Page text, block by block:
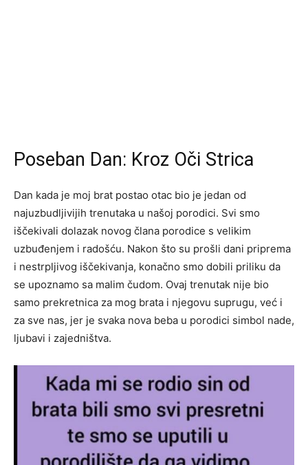
Poseban Dan: Kroz Oči Strica
Dan kada je moj brat postao otac bio je jedan od
najuzbudljivijih trenutaka u našoj porodici. Svi smo
iščekivali dolazak novog člana porodice s velikim
uzbuđenjem i radošću. Nakon što su prošli dani priprema
i nestrpljivog iščekivanja, konačno smo dobili priliku da
se upoznamo sa malim čudom. Ovaj trenutak nije bio
samo prekretnica za mog brata i njegovu suprugu, već i
za sve nas, jer je svaka nova beba u porodici simbol nade,
ljubavi i zajedništva.